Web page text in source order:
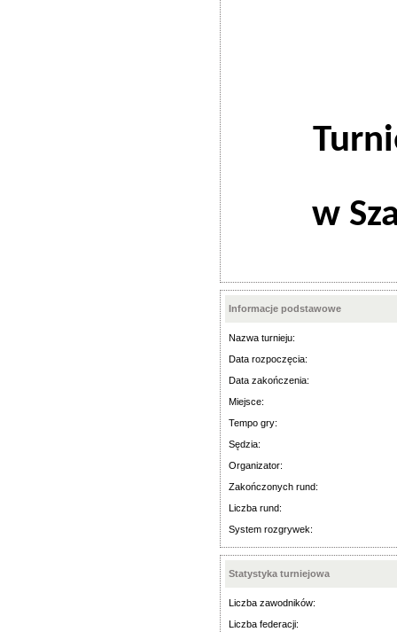
w
Informacje podstawowe
Nazwa turnieju:
Data rozpoczęcia:
Data zakończenia:
Miejsce:
Tempo gry:
Sędzia:
Organizator:
Zakończonych rund:
Liczba rund:
System rozgrywek:
Statystyka turniejowa
Liczba zawodników:
Liczba federacji: